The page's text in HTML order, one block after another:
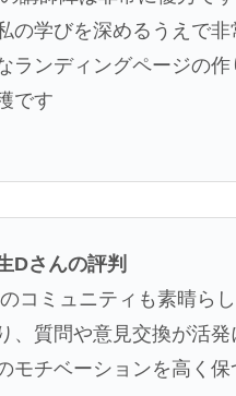
の学びを深めるうえで
ランディングページの
です
Dさんの評判
コミュニティも素晴ら
、質問や意見交換が活
モチベーションを高く